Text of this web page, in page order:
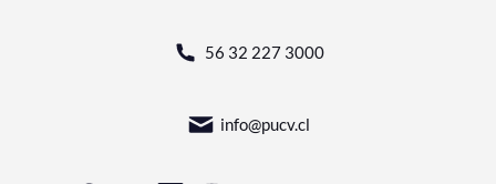
56 32 227 3000
info@pucv.cl